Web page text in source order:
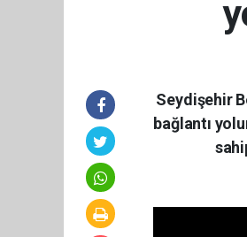
Seydişehir
bağlantı